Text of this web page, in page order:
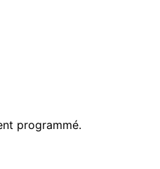
programmé.